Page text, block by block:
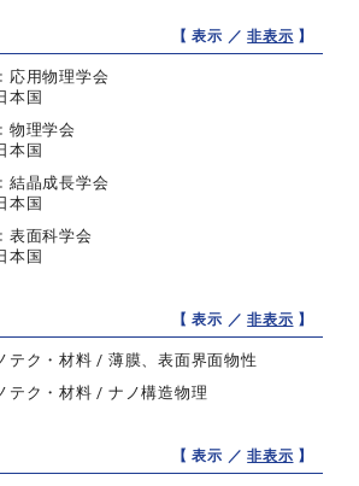
【 表示 ／非表示 】
応用物理学会
本国
物理学会
本国
結晶成長学会
本国
表面科学会
本国
【 表示 ／非表示 】
テク・材料 / 薄膜、表面界面物性
テク・材料 / ナノ構造物理
【 表示 ／非表示 】